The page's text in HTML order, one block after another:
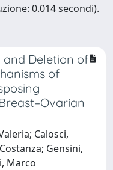
0.014 secondi).
and Deletion of
of
Calosci,
Gensini,
Marco